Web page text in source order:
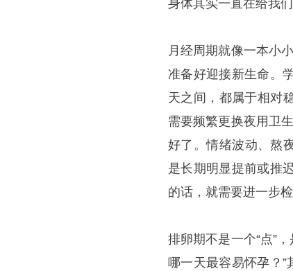
身体其实一直在给我
月经周期就像一本小
准备好迎接新生命。
天之间，都属于相对
需要频繁更换夜用卫
好了。情绪波动、熬
是长期明显提前或推
的话，就需要进一步
排卵期不是一个“点”
哪一天最容易怀孕？”